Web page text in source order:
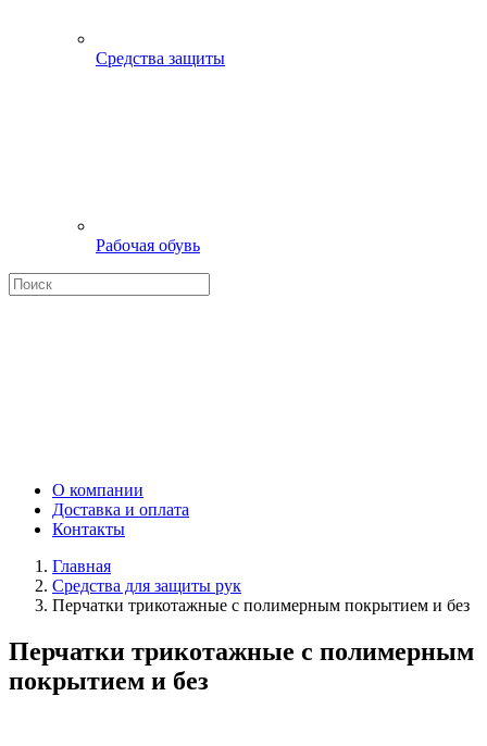
Средства защиты
Рабочая обувь
О компании
Доставка и оплата
Контакты
Главная
Средства для защиты рук
Перчатки трикотажные с полимерным покрытием и без
Перчатки трикотажные с полимерным
покрытием и без